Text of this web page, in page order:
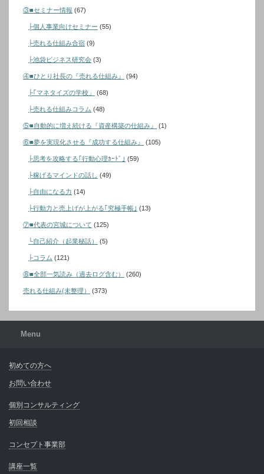
③■セミナー情報 (67)
├個人事業向けセミナー (55)
├売れる仕組み合宿 (9)
├池袋ビジネス研究会 (3)
④■ひとり社長の『売れる仕組み』 (94)
├｢マネタイズの学校」 (68)
├売れる仕組みコラム (48)
⑤■自動的に増え続ける『資産構築の仕組み』 (1)
⑥■夢を実現化させる『成功する仕組み』 (105)
├思考を攻略する｢行動心理ｶｰﾄﾞ｣ (59)
├稼げるマインドの話し (49)
├自由になる力 (14)
├行動力と売上げが上がる｢究極手帳｣ (13)
⑦■代表の宮城について (125)
└自己紹介（起業秘話） (5)
├コラム (121)
⑧■全部一気読み（過去ログ含む） (260)
売れる仕組み(未整理） (373)
Menu
初めての方へ
お問い合わせ
個別コンサルティング
初回相談
コンセプト事業部
講座一覧